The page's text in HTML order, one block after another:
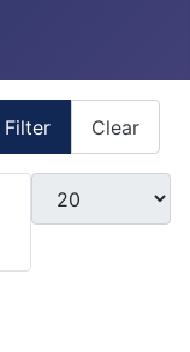
Filter Clear
Display #